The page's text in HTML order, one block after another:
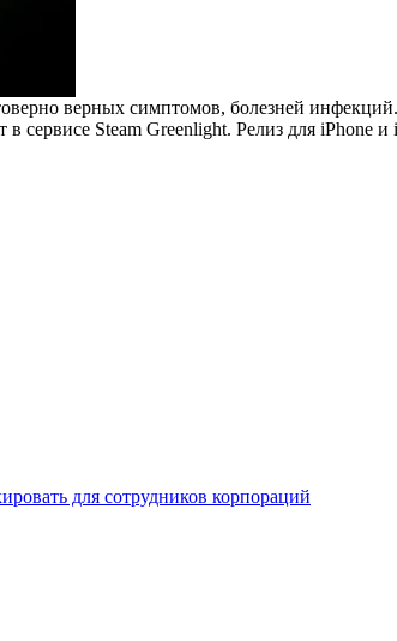
верных симптомов, болезней
Steam Greenlight. Релиз для iPhone и
для сотрудников корпораций